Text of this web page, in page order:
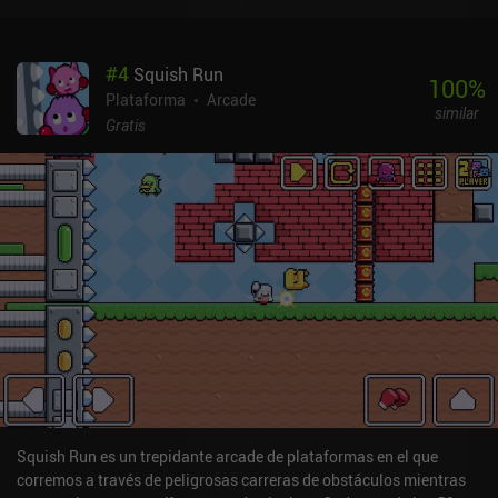
obstáculos. Cada mapa contiene un cofre oculto, y buscarlo es la
única desviación del camino lineal a través de cada nivel. Después
de cada fase, también podemos jugar a un minijuego de
minijuegos se vuelven repetitivos. Nuestras monedas se pueden
gastar únicamente en mejoras para las armas y en un par de
máquinas recreativas con minijuegos. No hay nada más que
comprar en el juego, ya que las habilidades especiales y las
apariencias personalizadas se desbloquean a través de la
progresión natural. Probar Fireball Wizard es gratis, con un único
iAP de 4,99 $ que desbloquea todo después del primer paquete de
niveles. Curiosamente, todos los niveles se pueden jugar gratis en
el modo "speedrun" hardcore, en el que tenemos que volver a
empezar si morimos aunque sólo sea una vez. Aunque no es
extraordinario, Fireball Wizard ofrece una sólida experiencia de
plataformas que sin duda disfrutarán muchos fans del género.
#4 Squish Run
Plataforma
Arcade
Gratis
100%
similar
Squish Run es un trepidante arcade de plataformas en el que
corremos a través de peligrosas carreras de obstáculos mientras